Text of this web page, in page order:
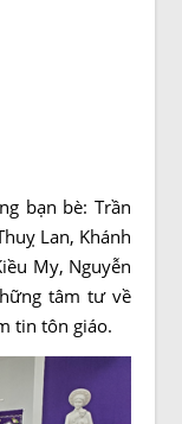
bạn bè: Trần
Lan, Khánh
My, Nguyễn
tâm tư về
tin tôn giáo.